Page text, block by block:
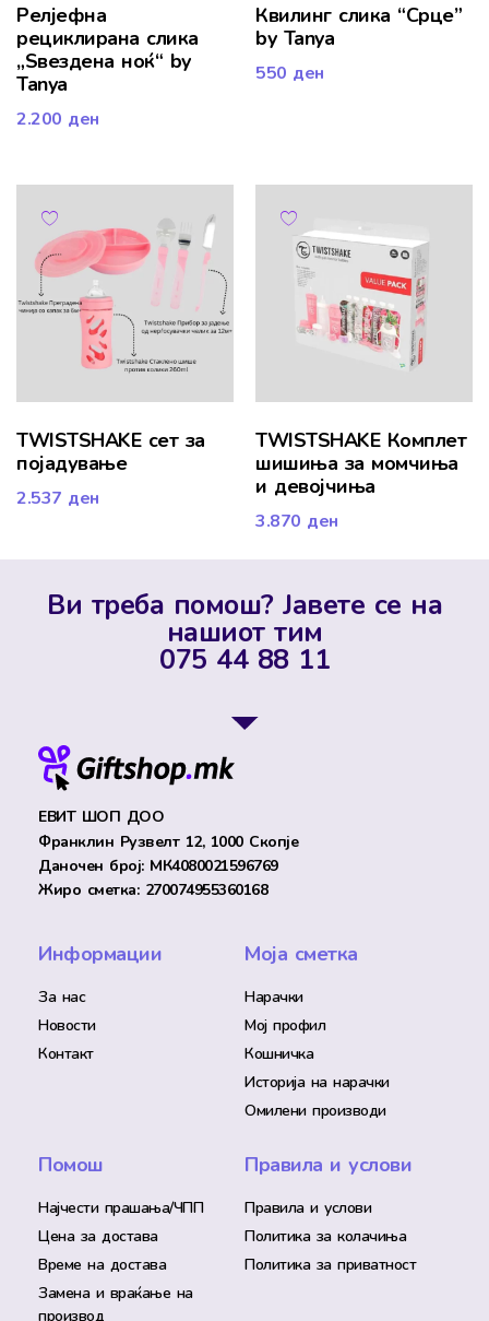
Релјефна
рециклирана слика
„Ѕвездена ноќ“ by
Tanya
2.200 ден
Квилинг слика “Срце”
by Tanya
550 ден
TWISTSHAKE сет за
појадување
2.537 ден
TWISTSHAKE Комплет
шишиња за момчиња
и девојчиња
3.870 ден
Ви треба помош? Јавете се на
нашиот тим
075 44 88 11
ЕВИТ ШОП ДОО
Франклин Рузвелт 12, 1000 Скопје
Даночен број: МК4080021596769
Жиро сметка: 270074955360168
Информации
За нас
Новости
Контакт
Моја сметка
Нарачки
Мој профил
Кошничка
Историја на нарачки
Омилени производи
Помош
Најчести прашања/ЧПП
Цена за достава
Време на достава
Замена и враќање на
производ
Правила и услови
Правила и услови
Политика за колачиња
Политика за приватност